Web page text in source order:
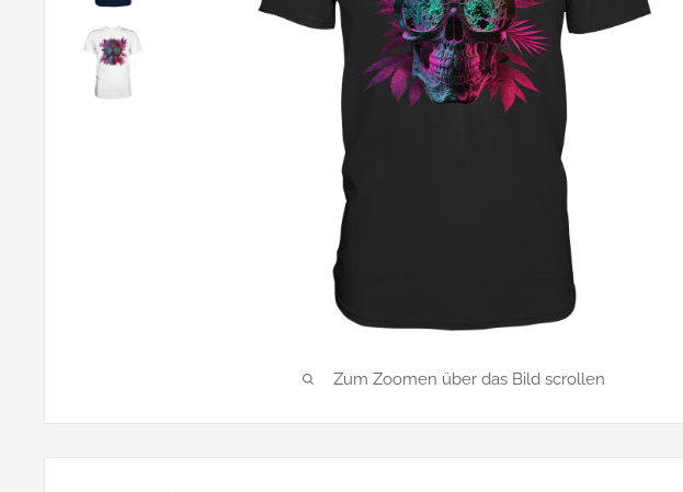
Zum Zoomen über das Bild scrollen